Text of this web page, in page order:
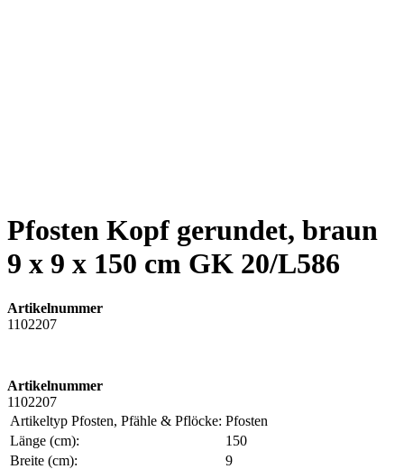
Pfosten Kopf gerundet, braun
9 x 9 x 150 cm GK 20/L586
Artikelnummer
1102207
Artikelnummer
1102207
Artikeltyp Pfosten, Pfähle & Pflöcke: Pfosten
Länge (cm):
150
Breite (cm):
9